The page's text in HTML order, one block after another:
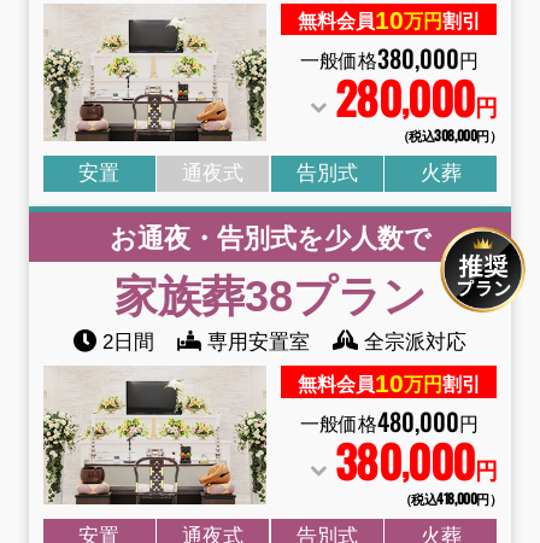
無料会員10万円割引
一般価格380,000円
280,000円
（税込308,000円）
安置 通夜式 告別式 火葬
お通夜・告別式を少人数で
家族葬38プラン
2日間 専用安置室 全宗派対応
無料会員10万円割引
一般価格480,000円
380,000円
（税込418,000円）
安置 通夜式 告別式 火葬